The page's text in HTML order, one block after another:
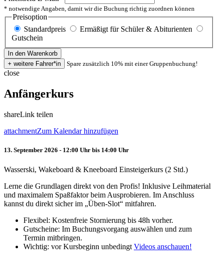
* notwendige Angaben, damit wir die Buchung richtig zuordnen können
Preisoption
Standardpreis
Ermäßigt für Schüler & Abiturienten
Gutschein
Spare zusätzlich 10% mit einer Gruppenbuchung!
close
Anfängerkurs
shareLink teilen
attachmentZum Kalendar hinzufügen
13. September 2026 - 12:00 Uhr bis 14:00 Uhr
Wasserski, Wakeboard & Kneeboard Einsteigerkurs (2 Std.)
Lerne die Grundlagen direkt von den Profis! Inklusive Leihmaterial
und maximalem Spaßfaktor beim Ausprobieren. Im Anschluss
kannst du direkt sicher im „Üben-Slot“ mitfahren.
Flexibel: Kostenfreie Stornierung bis 48h vorher.
Gutscheine: Im Buchungsvorgang auswählen und zum
Termin mitbringen.
Wichtig: vor Kursbeginn unbedingt Videos anschauen!